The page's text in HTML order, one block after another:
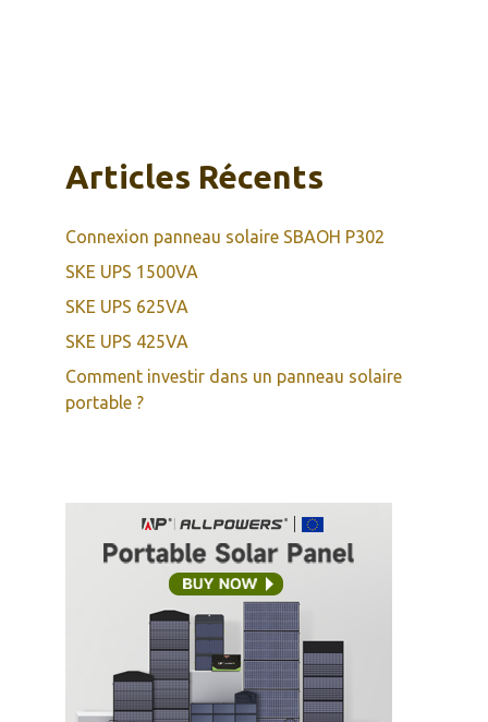
Articles Récents
Connexion panneau solaire SBAOH P302
SKE UPS 1500VA
SKE UPS 625VA
SKE UPS 425VA
Comment investir dans un panneau solaire
portable ?